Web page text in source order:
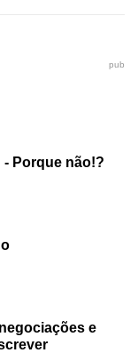
pub
Porque não!?
e